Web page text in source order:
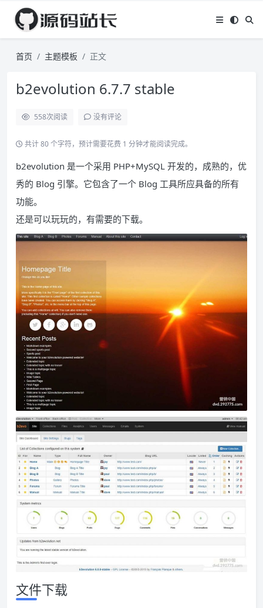
首页 主题模板 正文
b2evolution 6.7.7 stable
558次阅读 没有评论
共计 80 个字符，预计需要花费 1 分钟才能阅读完成。
b2evolution 是一个采用 PHP+MySQL 开发的，成熟的，优
秀的 Blog 引擎。它包含了一个 Blog 工具所应具备的所有
功能。
还是可以玩玩的，有需要的下载。
文件下载